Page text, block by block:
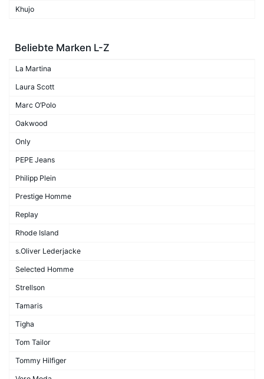
Khujo
Beliebte Marken L-Z
La Martina
Laura Scott
Marc O’Polo
Oakwood
Only
PEPE Jeans
Philipp Plein
Prestige Homme
Replay
Rhode Island
s.Oliver Lederjacke
Selected Homme
Strellson
Tamaris
Tigha
Tom Tailor
Tommy Hilfiger